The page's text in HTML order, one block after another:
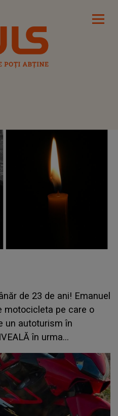
de 23 de ani! Emanuel
motocicleta pe care o
un autoturism în
în urma